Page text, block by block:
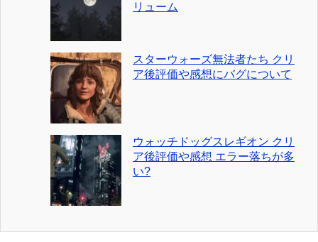
リューム
スターウォーズ無法者たち クリ
ア後評価や感想にバグについて
ウォッチドッグスレギオン クリ
ア後評価や感想 エラー落ちが多
い?